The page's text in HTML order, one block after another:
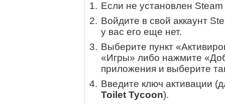
Если не установлен
Войдите в свой аккаунт
у вас его еще нет.
Выберите пункт
«Игры» либо нажмите
приложения и выберите
Введите ключ активации
Toilet Tycoon).